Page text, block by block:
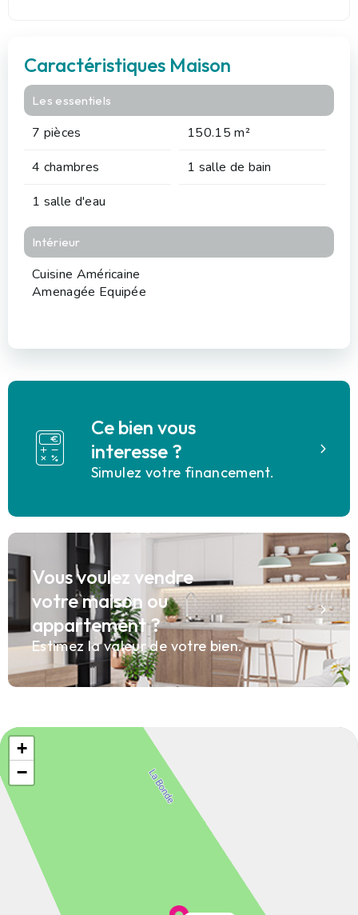
Caractéristiques Maison
Les essentiels
7 pièces
150.15 m²
4 chambres
1 salle de bain
1 salle d'eau
Intérieur
Cuisine Américaine
Amenagée Equipée
Ce bien vous
interesse ?
Simulez votre financement.
Vous voulez vendre
votre maison ou
appartement ?
Estimez la valeur de votre bien.
+
−